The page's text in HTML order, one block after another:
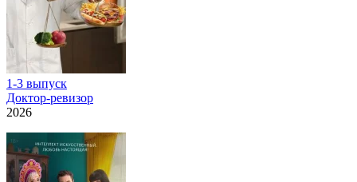
1-3 выпуск
Доктор-ревизор
2026